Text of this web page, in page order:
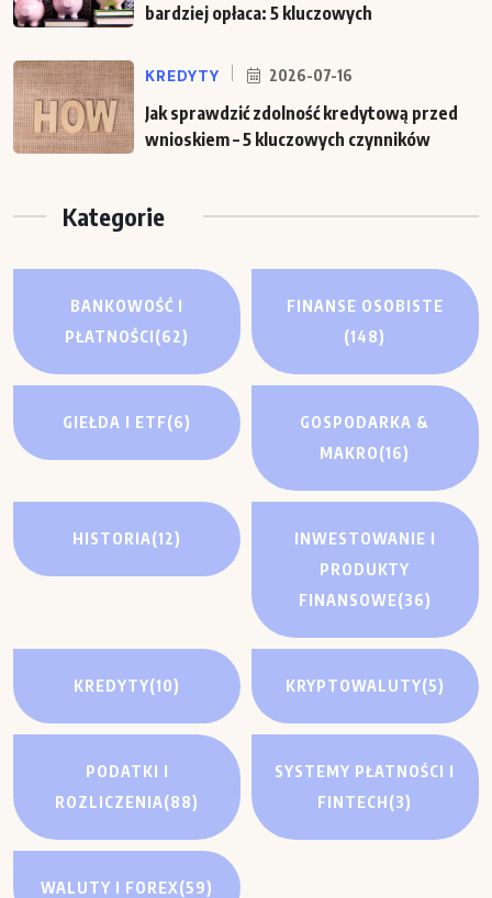
bardziej opłaca: 5 kluczowych
KREDYTY 2026-07-16
Jak sprawdzić zdolność kredytową przed
wnioskiem – 5 kluczowych czynników
Kategorie
BANKOWOŚĆ I
PŁATNOŚCI(62)
FINANSE OSOBISTE
(148)
GIEŁDA I ETF(6)
GOSPODARKA &
MAKRO(16)
HISTORIA(12)
INWESTOWANIE I
PRODUKTY
FINANSOWE(36)
KREDYTY(10) KRYPTOWALUTY(5)
PODATKI I
ROZLICZENIA(88)
SYSTEMY PŁATNOŚCI I
FINTECH(3)
WALUTY I FOREX(59)